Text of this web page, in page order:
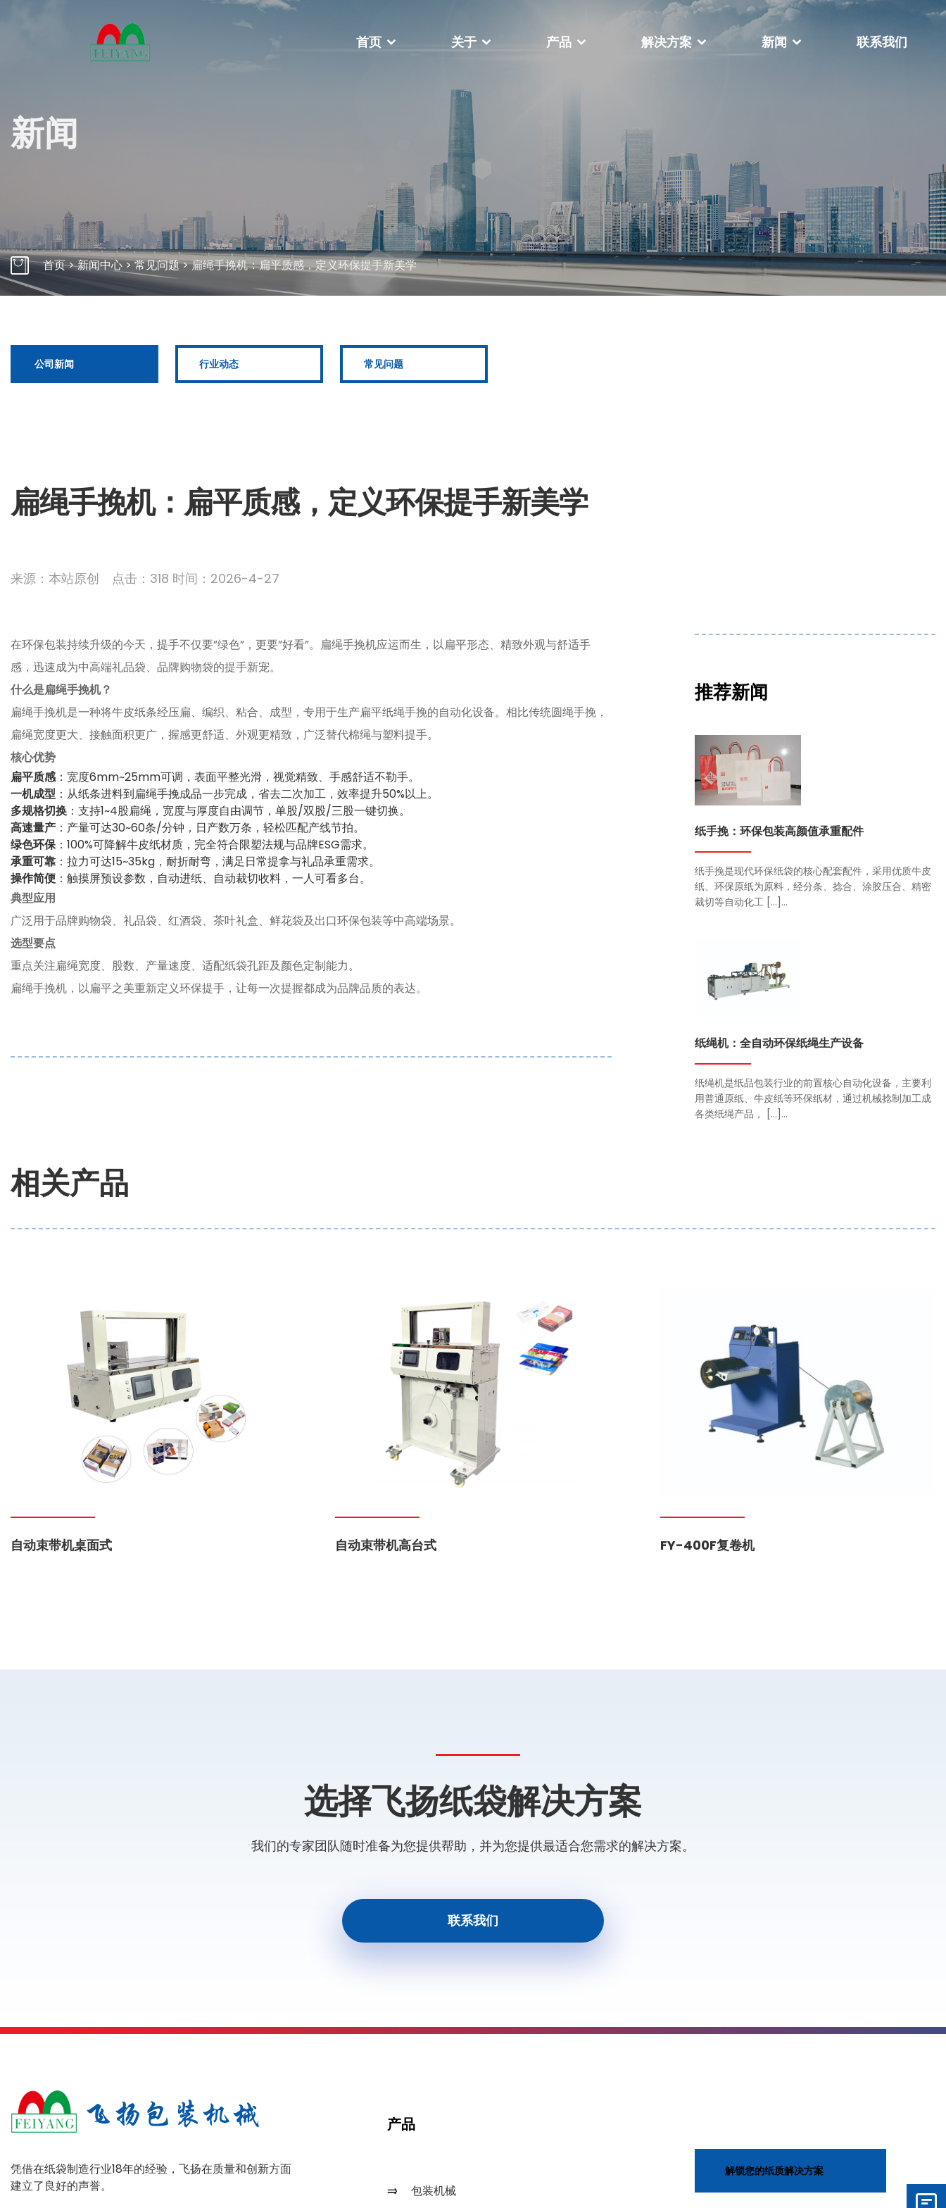
首页 关于
多年来，我们一直致力于帮助客户在瞬息
万变的世界中提高竞争力、成本效益和生
了解更多
视频中心
公司相册
荣誉资质
产品
自动束带机桌面式 自动束带机高台式 FY-400F复卷机 FY-888全自动扁绳手挽机
解决方案 新闻 联系我们
新闻
首页>新闻中心>常见问题>扁绳手挽机：扁平质感，定义环保提手新美学
公司新闻 行业动态 常见问题
扁绳手挽机：扁平质感，定义环保提手新美学
来源：本站原创 点击：318 时间：2026-4-27
在环保包装持续升级的今天，提手不仅要”绿色”，更要”好看”。扁绳手挽机应运而生，以扁平形态、精致外观与舒适手
感，迅速成为中高端礼品袋、品牌购物袋的提手新宠。
什么是扁绳手挽机？
扁绳手挽机是一种将牛皮纸条经压扁、编织、粘合、成型，专用于生产扁平纸绳手挽的自动化设备。相比传统圆绳手挽，
扁绳宽度更大、接触面积更广，握感更舒适、外观更精致，广泛替代棉绳与塑料提手。
核心优势
扁平质感：宽度6mm~25mm可调，表面平整光滑，视觉精致、手感舒适不勒手。
一机成型 ：从纸条进料到扁绳手挽成品一步完成，省去二次加工，效率提升50%以上。
多规格切换 ：支持1~4股扁绳，宽度与厚度自由调节，单股/双股/三股一键切换。
高速量产 ：产量可达30~60条/分钟，日产数万条，轻松匹配产线节拍。
绿色环保：100%可降解牛皮纸材质，完全符合限塑法规与品牌ESG需求。
承重可靠 ：拉力可达15~35kg，耐折耐弯，满足日常提拿与礼品承重需求。
操作简便 ：触摸屏预设参数，自动进纸、自动裁切收料，一人可看多台。
典型应用
广泛用于品牌购物袋、礼品袋、红酒袋、茶叶礼盒、鲜花袋及出口环保包装等中高端场景。
选型要点
重点关注扁绳宽度、股数、产量速度、适配纸袋孔距及颜色定制能力。
扁绳手挽机，以扁平之美重新定义环保提手，让每一次提握都成为品牌品质的表达。
推荐新闻
纸手挽：环保包装高颜值承重配件
纸手挽是现代环保纸袋的核心配套配件，采用优质牛皮
纸、环保原纸为原料，经分条、捻合、涂胶压合、精密
裁切等自动化工 […]...
纸绳机：全自动环保纸绳生产设备
纸绳机是纸品包装行业的前置核心自动化设备，主要利
用普通原纸、牛皮纸等环保纸材，通过机械捻制加工成
各类纸绳产品， […]...
相关产品
自动束带机桌面式 自动束带机高台式 FY-400F复卷机
选择飞扬纸袋解决方案
我们的专家团队随时准备为您提供帮助，并为您提供最适合您需求的解决方案。
联系我们
凭借在纸袋制造行业18年的经验，飞扬在质量和创新方面
建立了良好的声誉。
产品
包装机械
解锁您的纸质解决方案